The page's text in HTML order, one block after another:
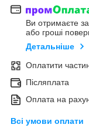
Ви отримаєте
або гроші
Детальніше
Оплатити
Післяплата
Оплата на
Всі умови оплати